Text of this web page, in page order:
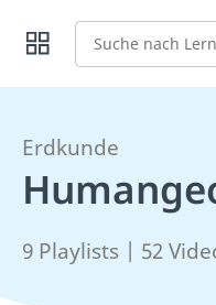
Suche
Erdkunde
9 Playlists | 52